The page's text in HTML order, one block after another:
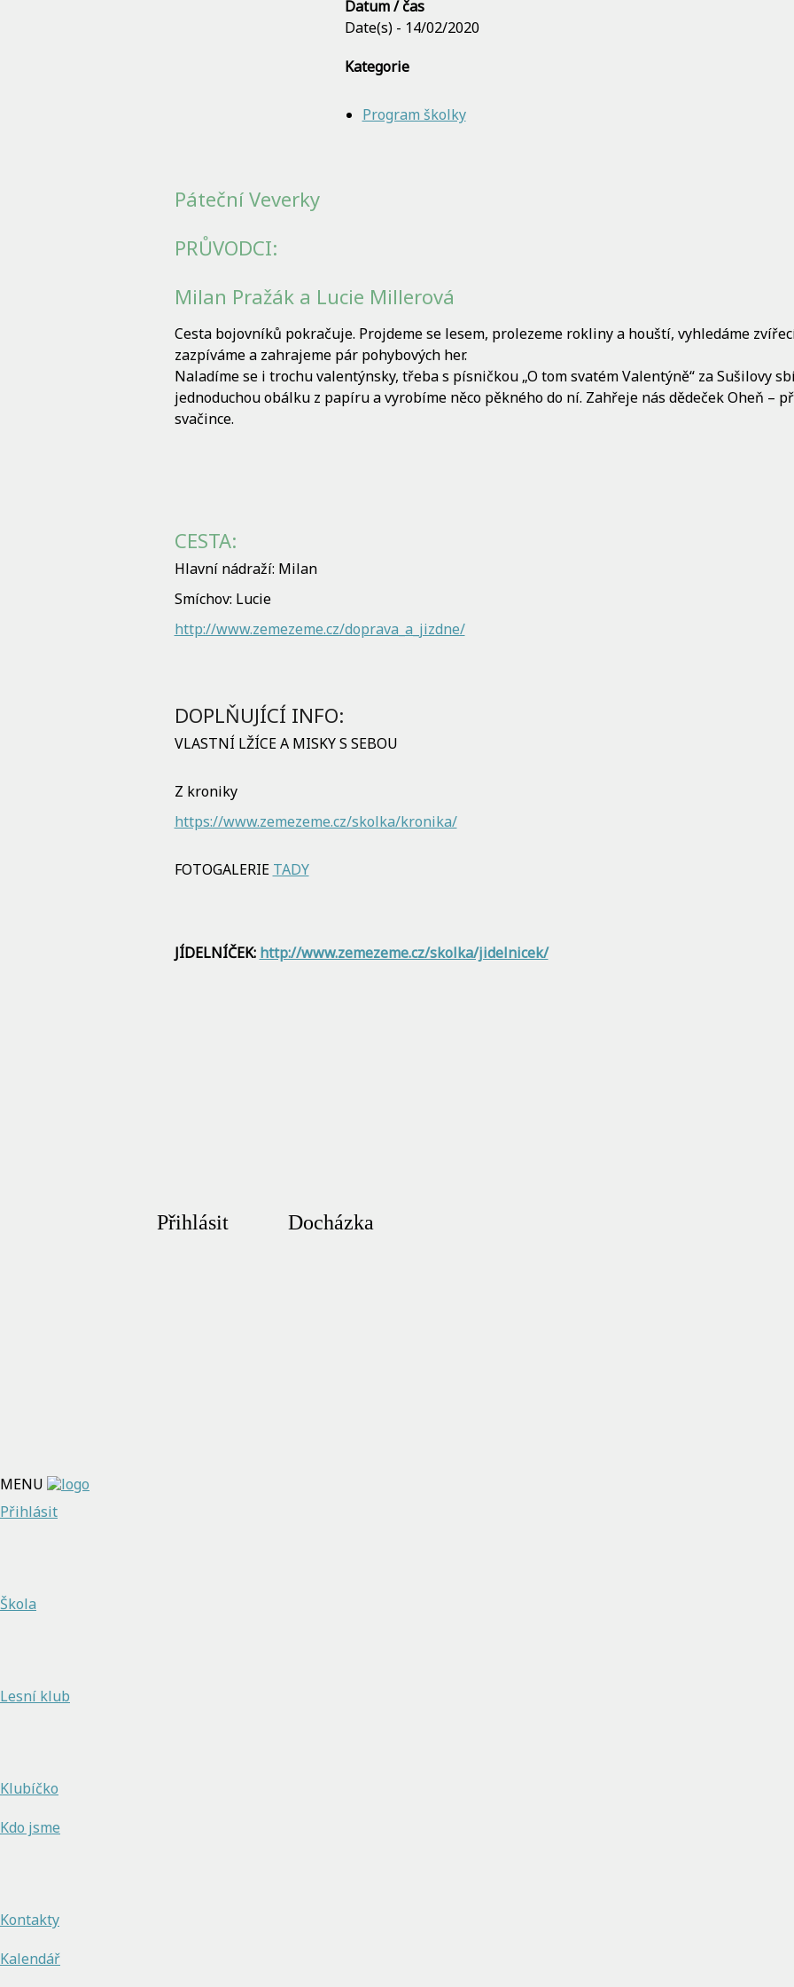
Datum / čas
Date(s) - 14/02/2020
Kategorie
Program školky
Páteční Veverky
PRŮVODCI:
Milan Pražák a Lucie Millerová
Cesta bojovníků pokračuje. Projdeme se lesem, prolezeme rokliny a houští, vyhledáme
zazpíváme a zahrajeme pár pohybových her.
Naladíme se i trochu valentýnsky, třeba s písničkou „O tom svatém Valentýně“ za Sušilovy
jednoduchou obálku z papíru a vyrobíme něco pěkného do ní. Zahřeje nás dědeček Oheň –
svačince.
CESTA:
Hlavní nádraží: Milan
Smíchov: Lucie
http://www.zemezeme.cz/doprava_a_jizdne/
DOPLŇUJÍCÍ INFO:
VLASTNÍ LŽÍCE A MISKY S SEBOU
Z kroniky
https://www.zemezeme.cz/skolka/kronika/
FOTOGALERIE TADY
JÍDELNÍČEK: http://www.zemezeme.cz/skolka/jidelnicek/
Přihlásit Docházka
MENU
Přihlásit
Škola
Lesní klub
Klubíčko
Kdo jsme
Kontakty
Kalendář